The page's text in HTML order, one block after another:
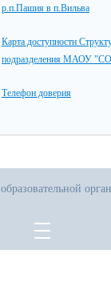
р.п.Пашия в п.Вильва
Карта доступности
подразделения МАОУ
Телефон доверия